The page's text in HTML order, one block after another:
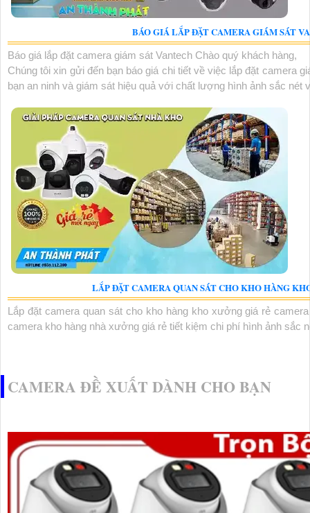
BÁO GIÁ LẮP ĐẶT CAMERA GIÁM SÁT
Báo giá lắp đặt camera giám sát Vantech Chào quý khách hàng,
Chúng tôi xin gửi đến bạn báo giá chi tiết về việc lắp đặt camera
bạn an ninh và giám sát hiệu quả với chất lượng hình ảnh sắc nét
LẮP ĐẶT CAMERA QUAN SÁT CHO KHO HÀNG
Lắp đặt camera quan sát cho kho hàng kho xưởng giá rẻ
camera kho hàng nhà xưởng giá rẻ tiết kiệm chi phí hình ảnh sắc
CAMERA ĐỀ XUẤT DÀNH CHO BẠN